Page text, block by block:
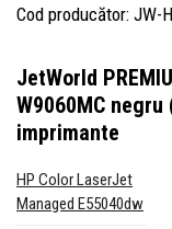
Cod producător: JW-
JetWorld
W9060MC
imprimante
HP Color LaserJet
Managed E55040dw